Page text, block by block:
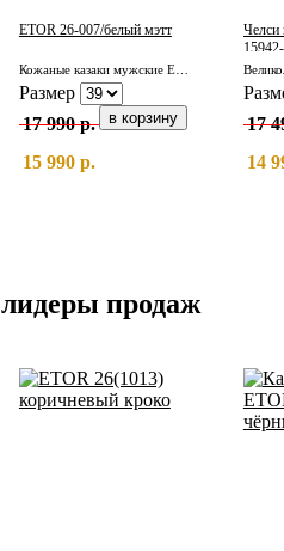
ETOR 26-007/белый мэтт
Кожаные казаки мужские ETOR 26-007/белый мэтт
Размер
17 990 р.
15 990 р.
Челси
17
14
лидеры продаж